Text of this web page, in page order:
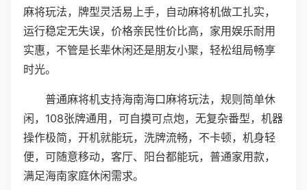
麻将玩法，牌型灵活易上手，自动麻将机做工扎实，
运行稳定无失误，价格亲民性价比高，家用娱乐耐用
实惠，不管是长辈休闲还是朋友小聚，轻松组局畅享
时光。
普通麻将机支持海南海口麻将玩法，规则简单休
闲，108张牌通用，可自摸可点炮，无复杂番型，机器
操作极简，开机就能玩，洗牌流畅，不卡顿，机身轻
便，可随意移动，客厅、阳台都能玩，普通家用款，
满足海南家庭休闲需求。